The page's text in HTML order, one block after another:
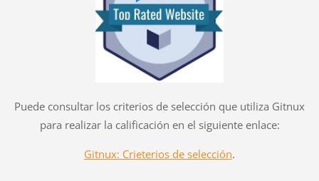
Puede consultar los criterios de selección que utiliza Gitnux
para realizar la calificación en el siguiente enlace:
Gitnux: Crieterios de selección.